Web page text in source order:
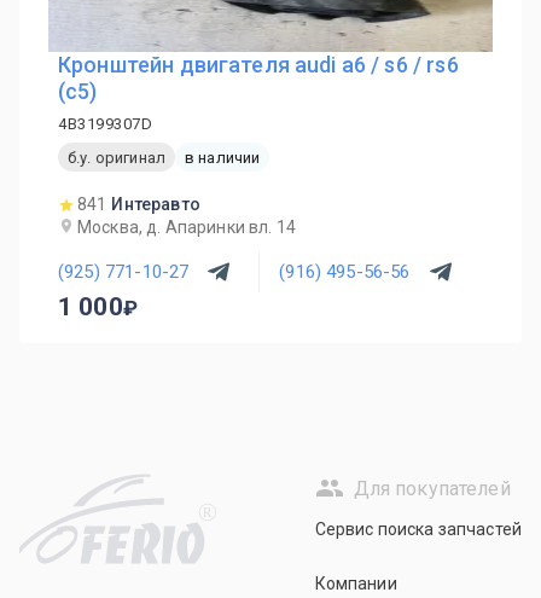
Кронштейн двигателя audi a6 / s6 / rs6
(c5)
4B3199307D
б.у. оригинал
в наличии
841
Интеравто
Москва, д. Апаринки вл. 14
(925) 771-10-27 (916) 495-56-56
1 000
R
Для покупателей
Сервис поиска запчастей
Компании